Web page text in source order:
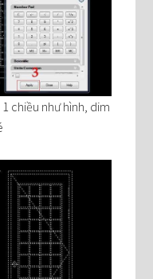
chiều như hình, dim